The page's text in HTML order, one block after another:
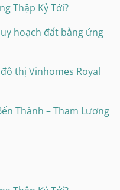
Thập Kỷ Tới?
hoạch đất bằng ứng
thị Vinhomes Royal
Thành – Tham Lương